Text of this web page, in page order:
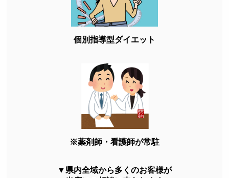
個別指導型ダイエット
※薬剤師・看護師が常駐
▼県内全域から多くのお客様が